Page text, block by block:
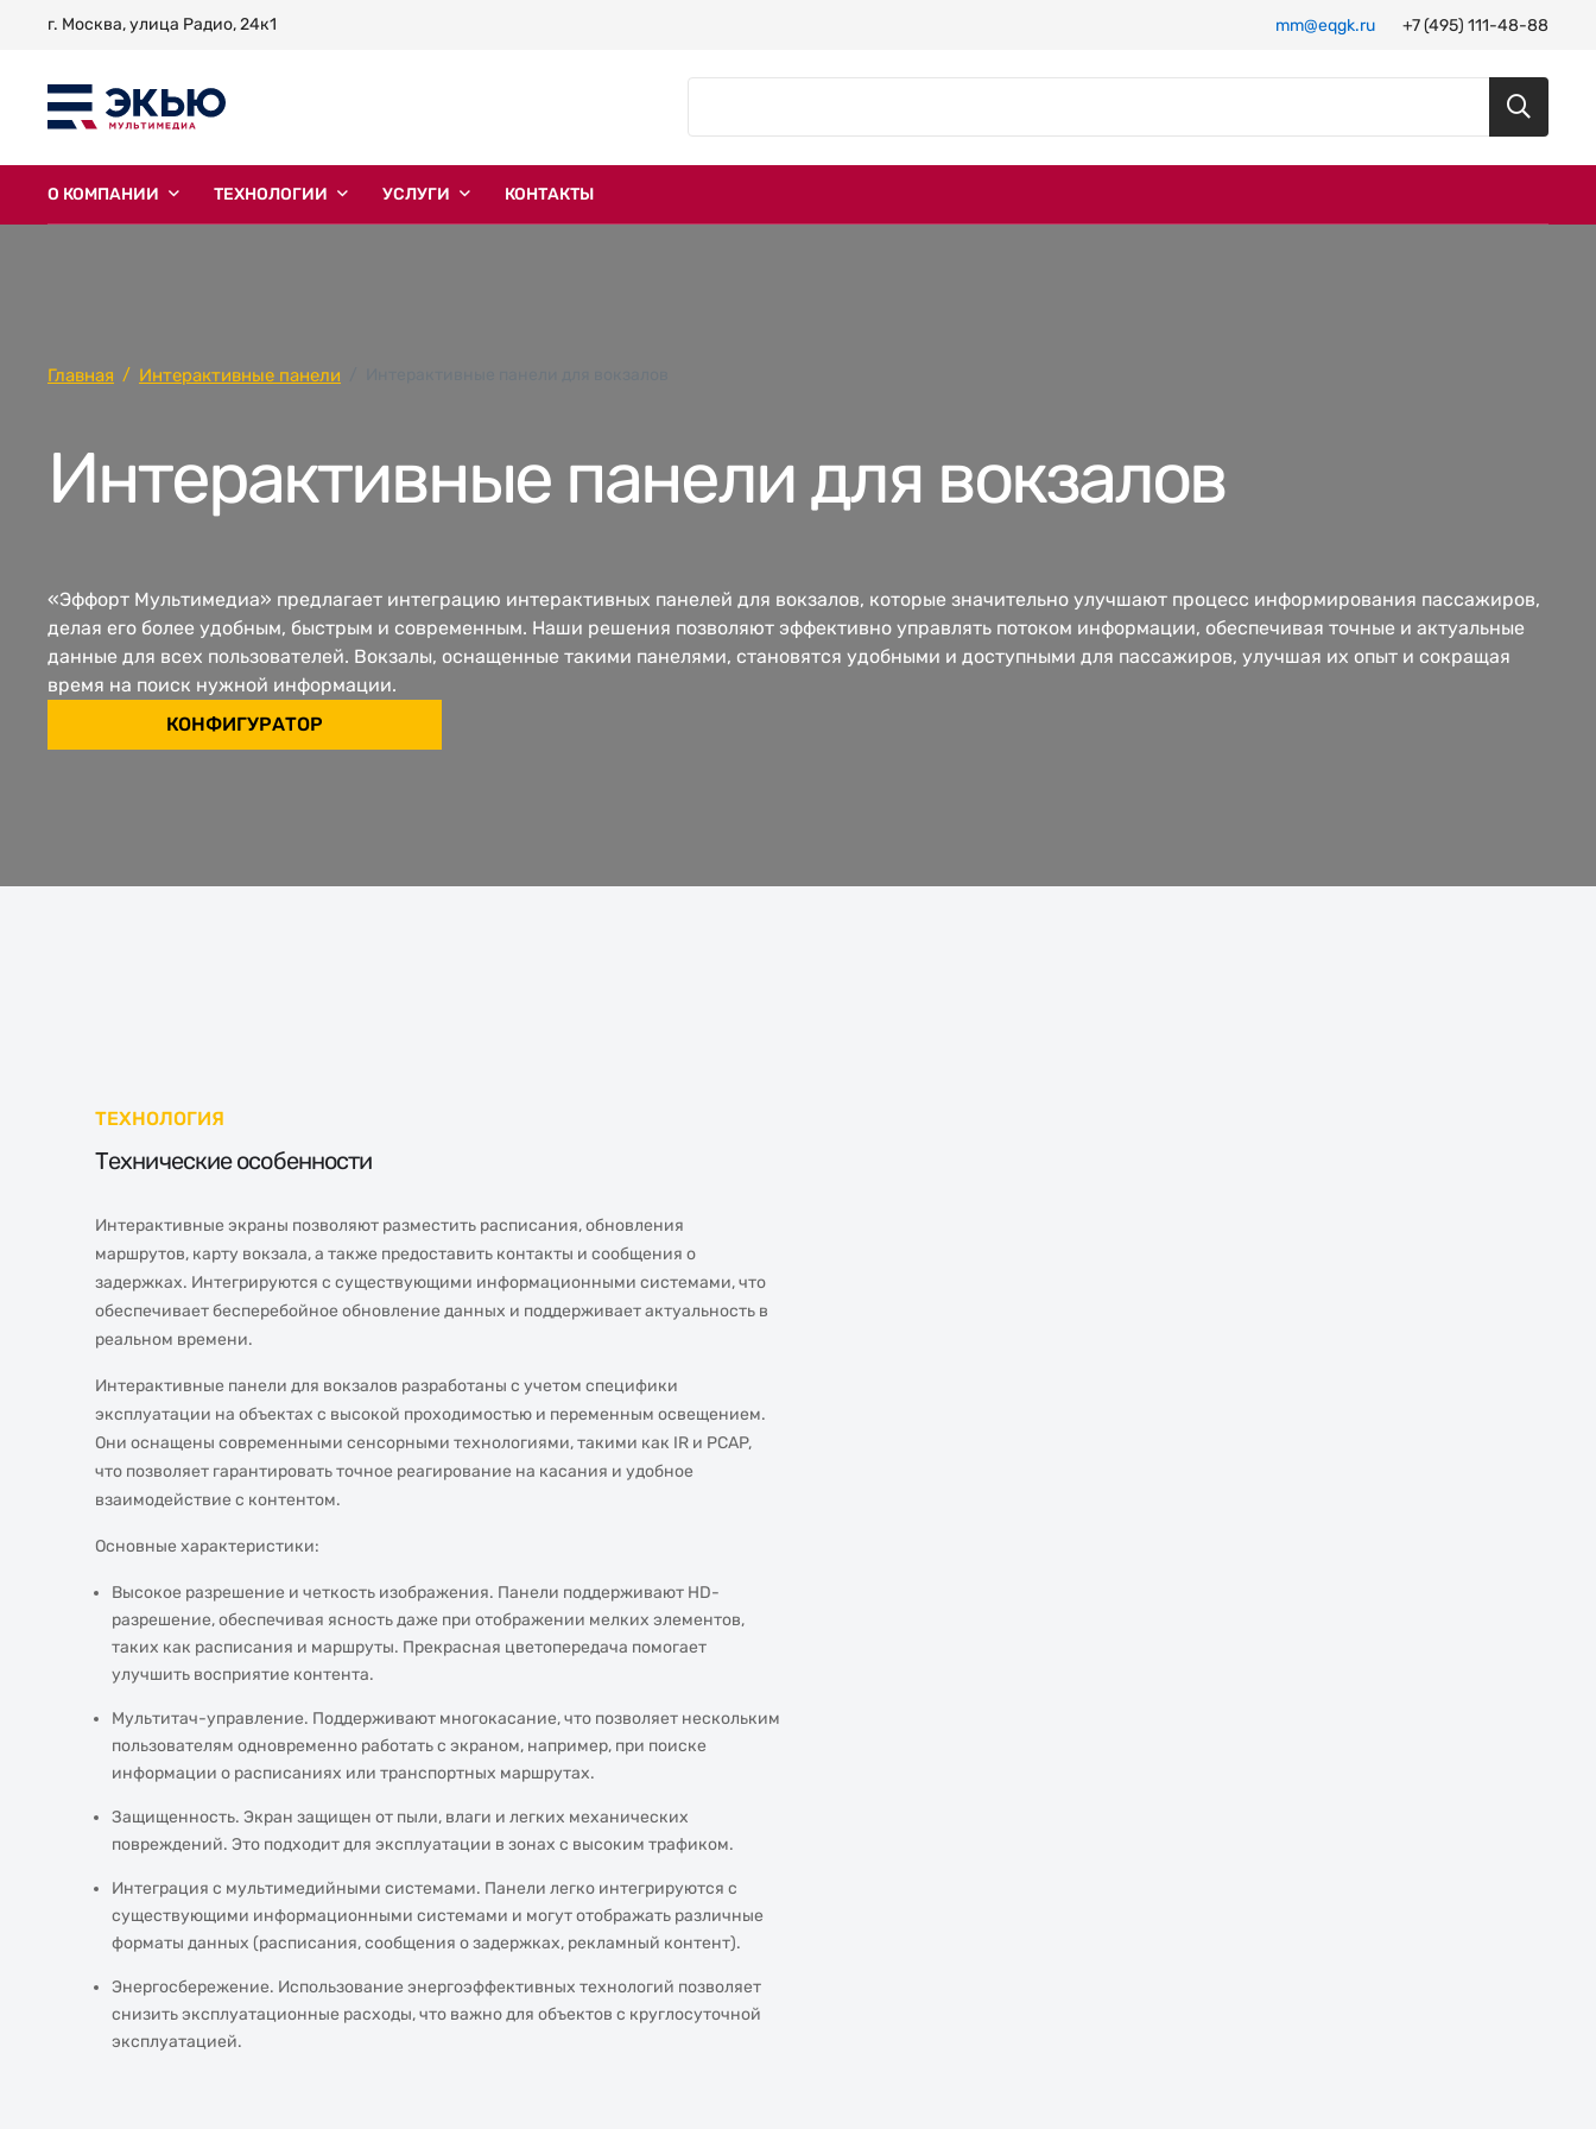
г. Москва, улица Радио, 24к1 mm@eqgk.ru +7 (495) 111-48-88
О КОМПАНИИ ТЕХНОЛОГИИ УСЛУГИ КОНТАКТЫ
Главная Интерактивные панели
Интерактивные панели для вокзалов
«Эффорт Мультимедиа» предлагает интеграцию интерактивных панелей для вокзалов, которые значительно улучшают процесс информирования пассажиров,
делая его более удобным, быстрым и современным. Наши решения позволяют эффективно управлять потоком информации, обеспечивая точные и актуальные
данные для всех пользователей. Вокзалы, оснащенные такими панелями, становятся удобными и доступными для пассажиров, улучшая их опыт и сокращая
время на поиск нужной информации.
КОНФИГУРАТОР
ТЕХНОЛОГИЯ
Технические особенности
Интерактивные экраны позволяют разместить расписания, обновления
маршрутов, карту вокзала, а также предоставить контакты и сообщения о
задержках. Интегрируются с существующими информационными системами, что
обеспечивает бесперебойное обновление данных и поддерживает актуальность в
реальном времени.
Интерактивные панели для вокзалов разработаны с учетом специфики
эксплуатации на объектах с высокой проходимостью и переменным освещением.
Они оснащены современными сенсорными технологиями, такими как IR и PCAP,
что позволяет гарантировать точное реагирование на касания и удобное
взаимодействие с контентом.
Основные характеристики:
Высокое разрешение и четкость изображения. Панели поддерживают HD-
разрешение, обеспечивая ясность даже при отображении мелких элементов,
таких как расписания и маршруты. Прекрасная цветопередача помогает
улучшить восприятие контента.
Мультитач-управление. Поддерживают многокасание, что позволяет нескольким
пользователям одновременно работать с экраном, например, при поиске
информации о расписаниях или транспортных маршрутах.
Защищенность. Экран защищен от пыли, влаги и легких механических
повреждений. Это подходит для эксплуатации в зонах с высоким трафиком.
Интеграция с мультимедийными системами. Панели легко интегрируются с
существующими информационными системами и могут отображать различные
форматы данных (расписания, сообщения о задержках, рекламный контент).
Энергосбережение. Использование энергоэффективных технологий позволяет
снизить эксплуатационные расходы, что важно для объектов с круглосуточной
эксплуатацией.